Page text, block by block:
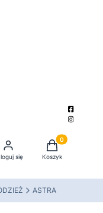
się
Produkty w
Koszyk
ASTRA